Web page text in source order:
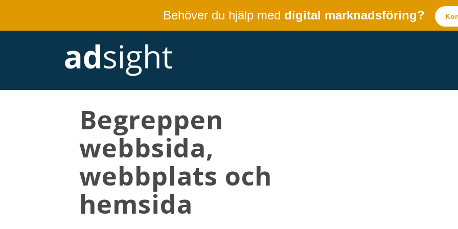
Behöver du hjälp med digital marknadsföring?
Begreppen
webbsida,
webbplats och
hemsida